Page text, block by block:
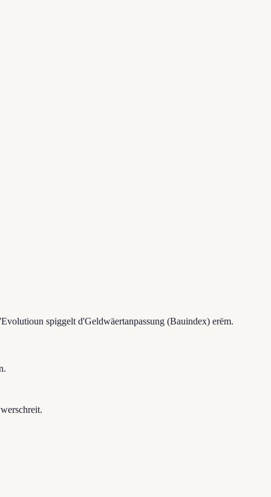
spiggelt d'Geldwäertanpassung (Bauindex) erëm.